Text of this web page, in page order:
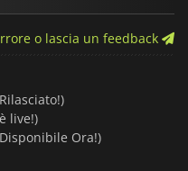
o lascia un feedback
live!)
Ora!)